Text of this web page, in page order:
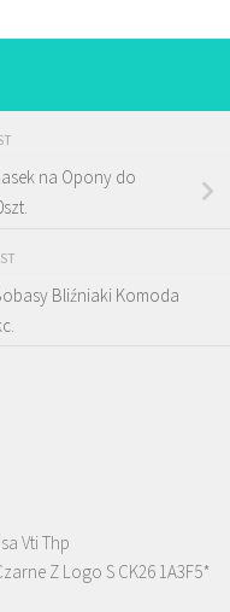
na Opony do
Bliźniaki Komoda
Vti Thp
Z Logo S CK26 1A3F5*